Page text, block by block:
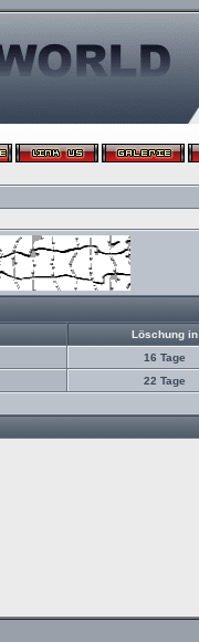
Löschung in
16 Tage
22 Tage